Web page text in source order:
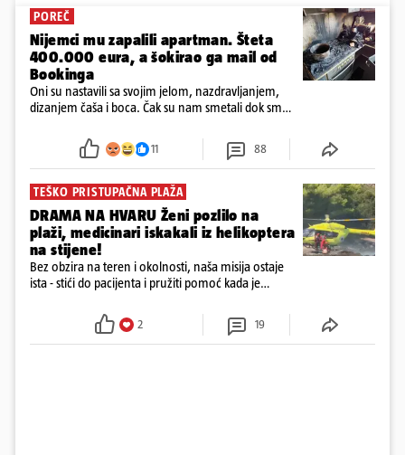
POREČ
Nijemci mu zapalili apartman. Šteta
400.000 eura, a šokirao ga mail od
Bookinga
Oni su nastavili sa svojim jelom, nazdravljanjem,
dizanjem čaša i boca. Čak su nam smetali dok smo
požar, rekao je vlasnik
11 88
TEŠKO PRISTUPAČNA PLAŽA
DRAMA NA HVARU Ženi pozlilo na
plaži, medicinari iskakali iz helikoptera
na stijene!
Bez obzira na teren i okolnosti, naša misija ostaje
ista - stići do pacijenta i pružiti pomoć kada je
2 19